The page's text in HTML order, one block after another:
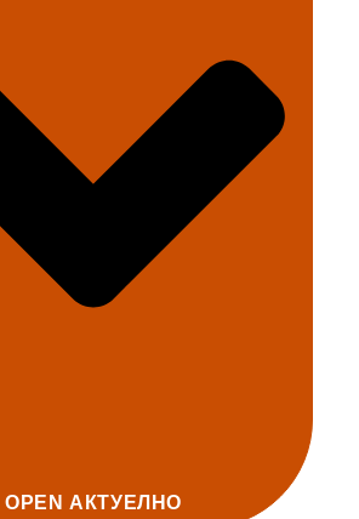
OPEN АКТУЕЛНО